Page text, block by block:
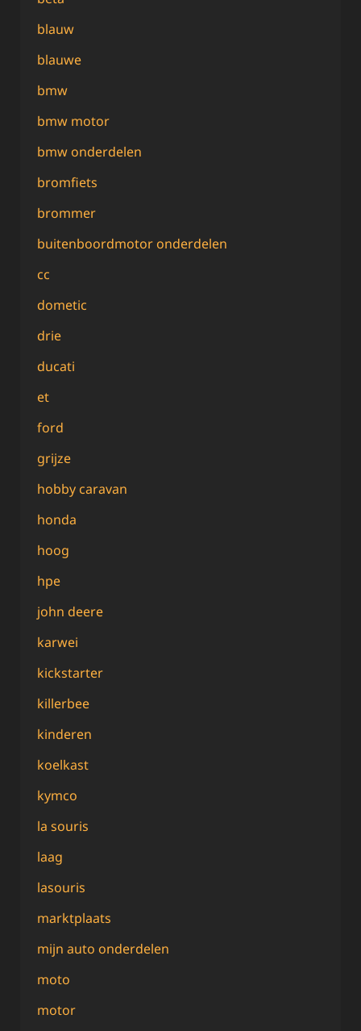
blauw
blauwe
bmw
bmw motor
bmw onderdelen
bromfiets
brommer
buitenboordmotor onderdelen
cc
dometic
drie
ducati
et
ford
grijze
hobby caravan
honda
hoog
hpe
john deere
karwei
kickstarter
killerbee
kinderen
koelkast
kymco
la souris
laag
lasouris
marktplaats
mijn auto onderdelen
moto
motor